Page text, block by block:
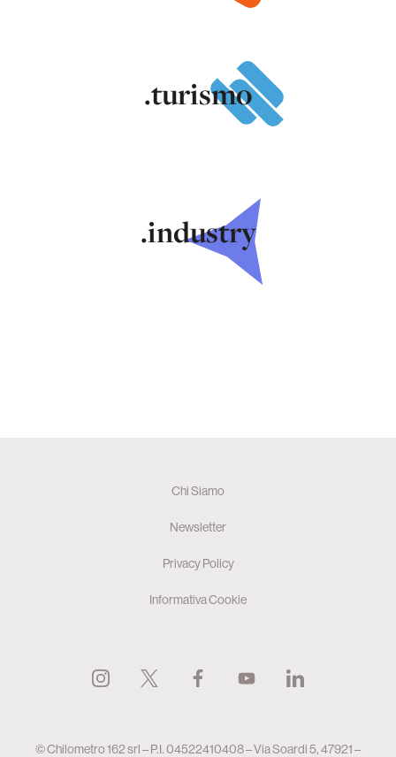
.turismo
.industry
Chi Siamo
Newsletter
Privacy Policy
Informativa Cookie
© Chilometro 162 srl – P.I. 04522410408 – Via Soardi 5, 47921 –